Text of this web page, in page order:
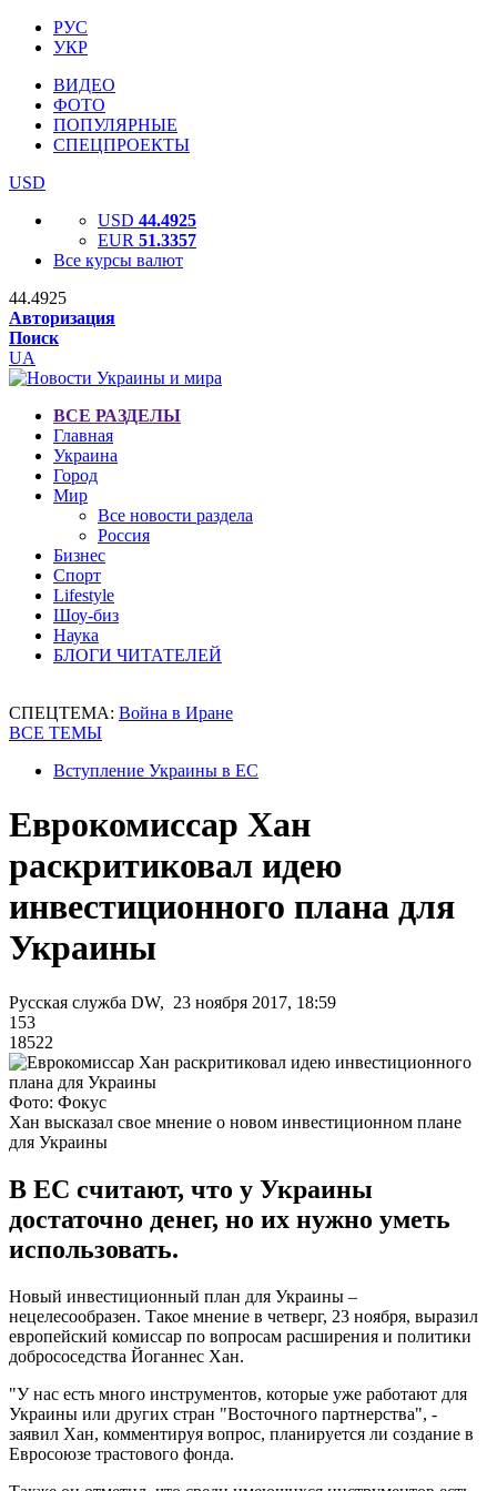
РУС
УКР
ВИДЕО
ФОТО
ПОПУЛЯРНЫЕ
СПЕЦПРОЕКТЫ
USD
USD 44.4925
EUR 51.3357
Все курсы валют
44.4925
Авторизация
Поиск
UA
ВСЕ РАЗДЕЛЫ
Главная
Украина
Город
Мир
Все новости раздела
Россия
Бизнес
Спорт
Lifestyle
Шоу-биз
Наука
БЛОГИ ЧИТАТЕЛЕЙ
СПЕЦТЕМА: Война в Иране
ВСЕ ТЕМЫ
Вступление Украины в ЕС
Еврокомиссар Хан
раскритиковал идею
инвестиционного плана для
Украины
Русская служба DW, 23 ноября 2017, 18:59
153
18522
Фото: Фокус
Хан высказал свое мнение о новом инвестиционном плане
для Украины
В ЕС считают, что у Украины
достаточно денег, но их нужно уметь
использовать.
Новый инвестиционный план для Украины –
нецелесообразен. Такое мнение в четверг, 23 ноября, выразил
европейский комиссар по вопросам расширения и политики
добрососедства Йоганнес Хан.
"У нас есть много инструментов, которые уже работают для
Украины или других стран "Восточного партнерства", -
заявил Хан, комментируя вопрос, планируется ли создание в
Евросоюзе трастового фонда.